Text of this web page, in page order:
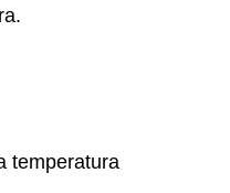
temperatura